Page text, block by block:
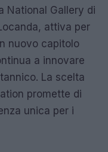
National Gallery di
attiva per
nuovo capitolo
a innovare
La scelta
promette di
unica per i